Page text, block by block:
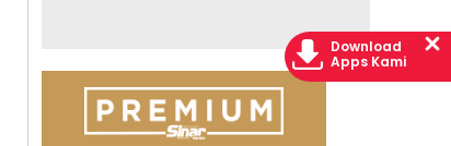
Download
Apps Kami